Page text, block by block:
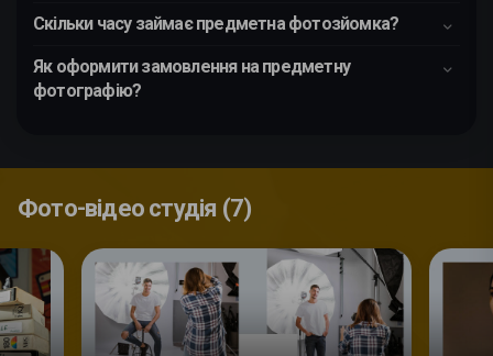
Скільки часу займає предметна фотозйомка?
Як оформити замовлення на предметну
фотографію?
Фото-відео студія (7)